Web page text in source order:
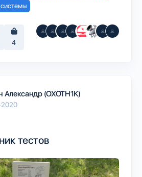
4
(OXOTH1K)
тестов